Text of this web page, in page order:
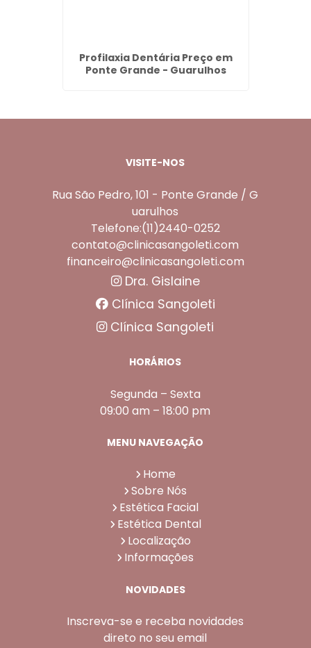
Profilaxia Dentária Preço em
Ponte Grande - Guarulhos
VISITE-NOS
Rua São Pedro, 101 - Ponte Grande / G
uarulhos
Telefone:(11)2440-0252
contato@clinicasangoleti.com
financeiro@clinicasangoleti.com
Dra. Gislaine
Clínica Sangoleti
Clínica Sangoleti
HORÁRIOS
Segunda – Sexta
09:00 am – 18:00 pm
MENU NAVEGAÇÃO
Home
Sobre Nós
Estética Facial
Estética Dental
Localização
Informações
NOVIDADES
Inscreva-se e receba novidades
direto no seu email